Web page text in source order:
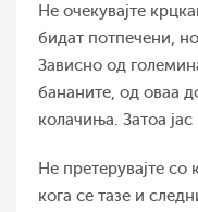
Не очекувајте
бидат потпечени,
Зависно од
бананите, од оваа
колачиња. Затоа
Не претерувајте со
кога се тазе и